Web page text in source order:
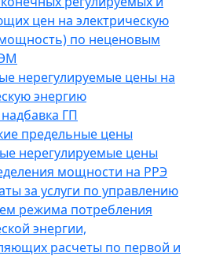
цен на электрическую
по неценовым
нерегулируемые цены на
энергию
ГП
предельные цены
нерегулируемые цены
мощности на РРЭ
за услуги по управлению
режима потребления
энергии,
расчеты по первой и